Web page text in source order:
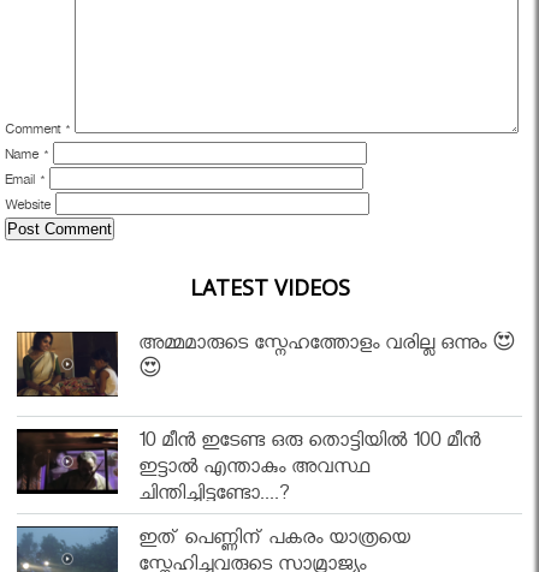
Comment *
Name *
Email *
Website
LATEST VIDEOS
അമ്മമാരുടെ സ്നേഹത്തോളം വരില്ല ഒന്നും 😍
😍
10 മീൻ ഇടേണ്ട ഒരു തൊട്ടിയിൽ 100 മീൻ
ഇട്ടാൽ എന്താകും അവസ്ഥ
ചിന്തിച്ചിട്ടുണ്ടോ....?
ഇത് പെണ്ണിന് പകരം യാത്രയെ